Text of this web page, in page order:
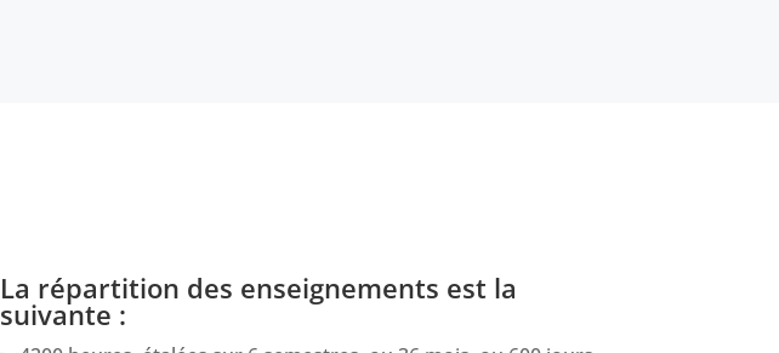
La répartition des enseignements est la
suivante :